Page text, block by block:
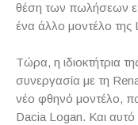
θέση των πωλήσεων
ένα άλλο μοντέλο
Τώρα, η ιδιοκτήτρια
συνεργασία με τη
νέο φθηνό μοντέλο,
Dacia Logan. Και αυτό